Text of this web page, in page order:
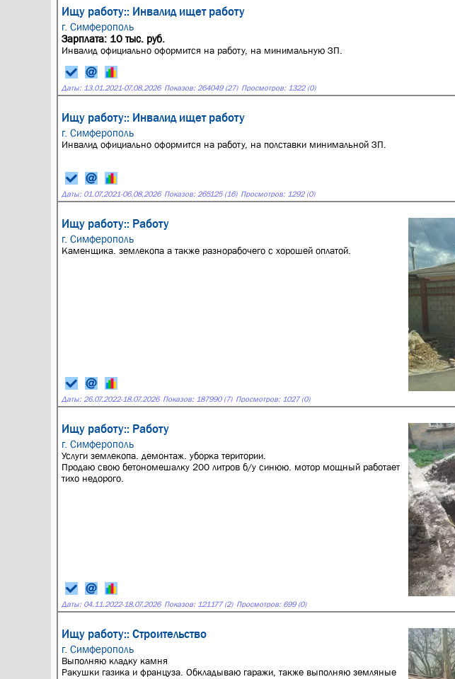
Ищу работу:: Инвалид ищет работу
г. Симферополь
Зарплата: 10 тыс. руб.
Инвалид официально оформится на работу, на минимальную ЗП.
Даты: 13.01.2021-07.08.2026 Показов: 264049 (27) Просмотров: 1322 (0)
Ищу работу:: Инвалид ищет работу
г. Симферополь
Инвалид официально оформится на работу, на полставки минимальной ЗП.
Даты: 01.07.2021-06.08.2026 Показов: 265125 (16) Просмотров: 1292 (0)
Ищу работу:: Работу
г. Симферополь
Каменщика. землекопа а также разнорабочего с хорошей оплатой.
Даты: 26.07.2022-18.07.2026 Показов: 187990 (7) Просмотров: 1027 (0)
Ищу работу:: Работу
г. Симферополь
Услуги землекопа. демонтаж. уборка територии.
Продаю свою бетономешалку 200 литров б/у синюю. мотор мощный работает
тихо недорого.
Даты: 04.11.2022-18.07.2026 Показов: 121177 (2) Просмотров: 699 (0)
Ищу работу:: Строительство
г. Симферополь
Выполняю кладку камня
Ракушки газика и француза. Обкладываю гаражи, также выполняю земляные